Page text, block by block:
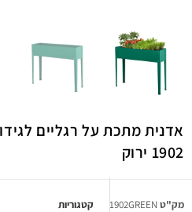
אדנית מתכת על רגליים
1902 ירוק
מק"ט1902GREEN
קטגוריות